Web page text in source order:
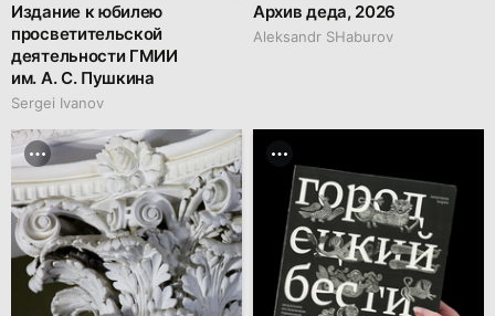
Издание к юбилею
просветительской
деятельности ГМИИ
им. А. С. Пушкина
Sergei Ivanov
Архив деда, 2026
Аleksandr SHaburov